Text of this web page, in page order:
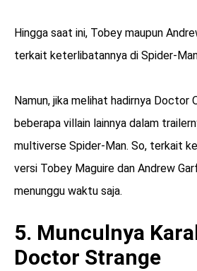
Hingga saat ini, Tobey maupun
terkait keterlibatannya di Spider-
Namun, jika melihat hadirnya Doctor
beberapa villain lainnya dalam
multiverse Spider-Man. So, terkait
versi Tobey Maguire dan Andrew
menunggu waktu saja.
5. Munculnya
Doctor Strange